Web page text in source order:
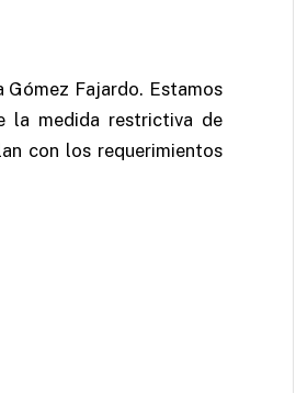
Gómez Fajardo. Estamos
la medida restrictiva de
con los requerimientos